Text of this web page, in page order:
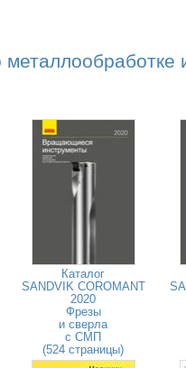
металлообработке
Каталог
SANDVIK COROMANT
2020
Фрезы
и сверла
с СМП
(524 страницы)